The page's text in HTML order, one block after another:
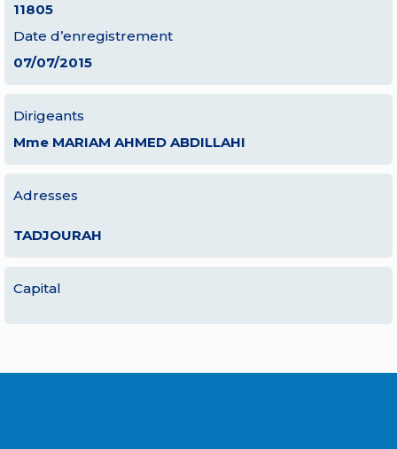
11805
Date d’enregistrement
07/07/2015
Dirigeants
Mme MARIAM AHMED ABDILLAHI
Adresses
TADJOURAH
Capital